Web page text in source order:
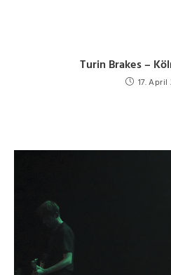
Turin Brakes –
17. April